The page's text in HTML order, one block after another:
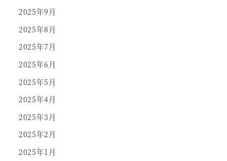
2025年9月
2025年8月
2025年7月
2025年6月
2025年5月
2025年4月
2025年3月
2025年2月
2025年1月